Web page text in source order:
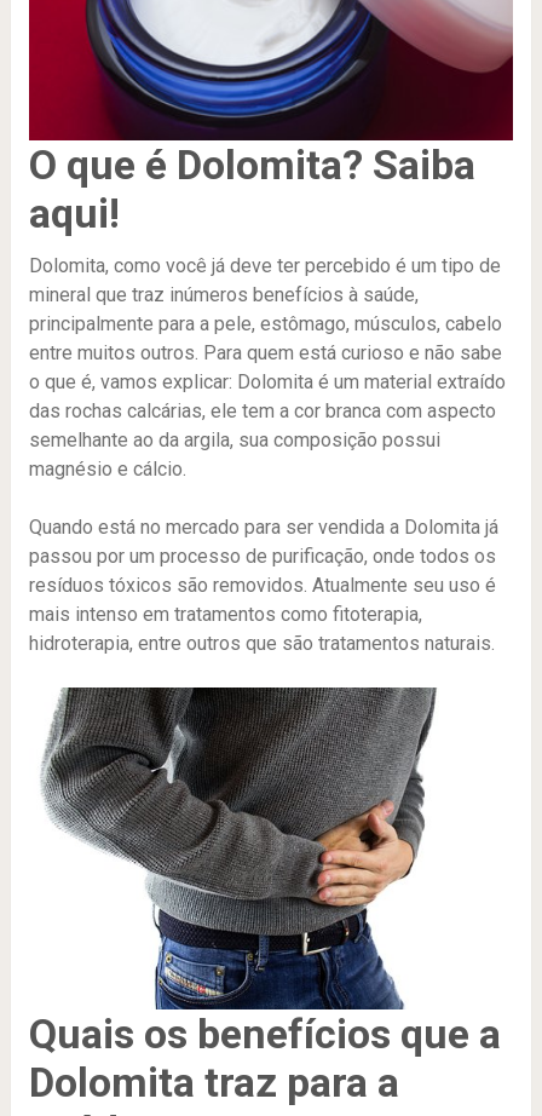
O que é Dolomita? Saiba
aqui!
Dolomita, como você já deve ter percebido é um tipo de
mineral que traz inúmeros benefícios à saúde,
principalmente para a pele, estômago, músculos, cabelo
entre muitos outros. Para quem está curioso e não sabe
o que é, vamos explicar: Dolomita é um material extraído
das rochas calcárias, ele tem a cor branca com aspecto
semelhante ao da argila, sua composição possui
magnésio e cálcio.
Quando está no mercado para ser vendida a Dolomita já
passou por um processo de purificação, onde todos os
resíduos tóxicos são removidos. Atualmente seu uso é
mais intenso em tratamentos como fitoterapia,
hidroterapia, entre outros que são tratamentos naturais.
Quais os benefícios que a
Dolomita traz para a